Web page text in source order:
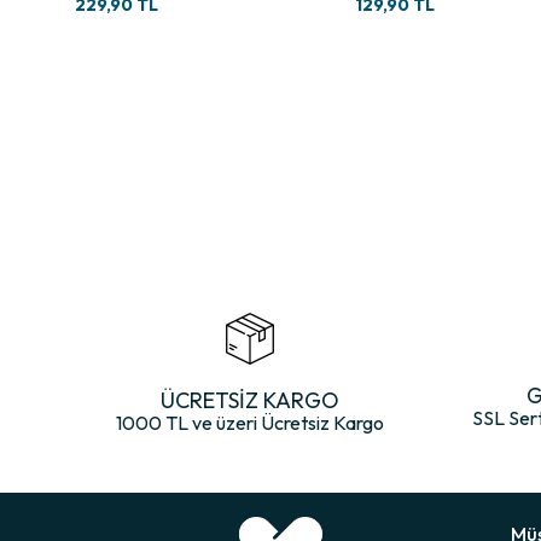
Siro kompakt penye, pürüzsüz yüzey dokusu sunar ve çorabın
Yüksek pamuk oranı sayesinde çorap son derece yumuşak, doğal
Özel corespun iplik yapısı sayesinde ayağa temas eden iç kısımda
Gerçek Burun Dikişsiz Görünümü
Burun bölgesinde rahatsız edici dikiş çizgisi bulunmaz. Bu özellik,
Tüylenmeyen Dayanıklı Yüzey
Siro kompakt penye ipliği sayesinde çorabın yüzeyi tüylenmeye
229,90 TL
129,90 TL
ÜCRETSİZ KARGO
1000 TL ve üzeri Ücretsiz Kargo SSL